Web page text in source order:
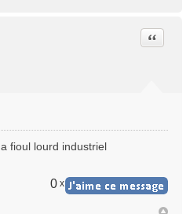
Citer
fioul lourd industriel
0 x